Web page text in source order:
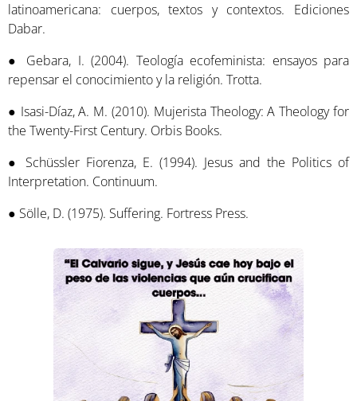
latinoamericana: cuerpos, textos y contextos. Ediciones
Dabar.
● Gebara, I. (2004). Teología ecofeminista: ensayos para
repensar el conocimiento y la religión. Trotta.
● Isasi-Díaz, A. M. (2010). Mujerista Theology: A Theology for
the Twenty-First Century. Orbis Books.
● Schüssler Fiorenza, E. (1994). Jesus and the Politics of
Interpretation. Continuum.
● Sölle, D. (1975). Suffering. Fortress Press.